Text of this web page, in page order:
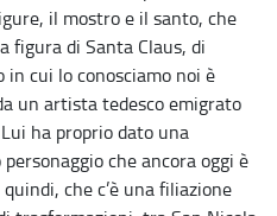
il mostro e il santo, che
figura di Santa Claus, di
in cui lo conosciamo noi è
un artista tedesco emigrato
ha proprio dato una
che ancora oggi è
che c’è una filiazione